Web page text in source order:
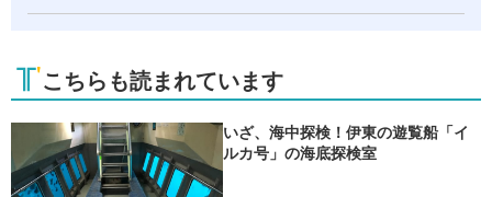
こちらも読まれています
いざ、海中探検！伊東の遊覧船「イ
ルカ号」の海底探検室